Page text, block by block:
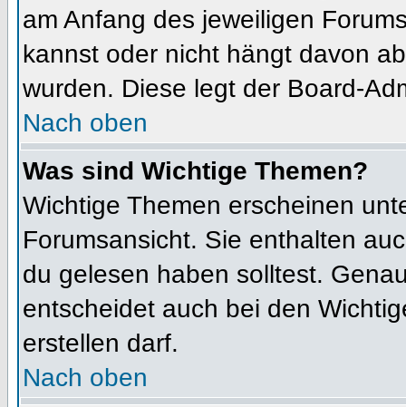
am Anfang des jeweiligen
kannst oder nicht hängt davon
wurden. Diese legt der Board-
Nach oben
Was sind Wichtige Themen?
Wichtige Themen erscheinen
Forumsansicht. Sie enthalten
du gelesen haben solltest.
entscheidet auch bei den
erstellen darf.
Nach oben